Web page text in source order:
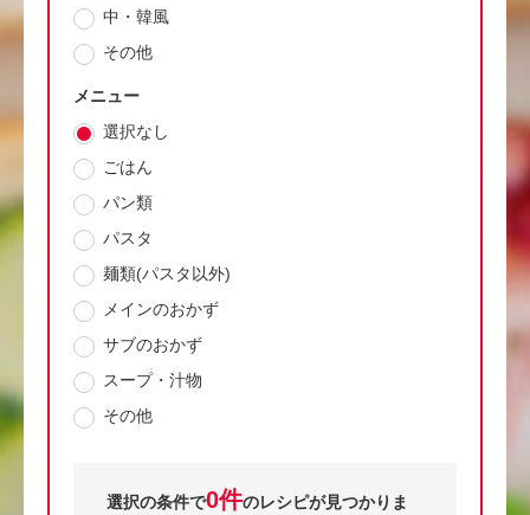
中・韓風
その他
メニュー
選択なし
ごはん
パン類
パスタ
麺類(パスタ以外)
メインのおかず
サブのおかず
スープ・汁物
その他
選択の条件で0件のレシピが見つかりま